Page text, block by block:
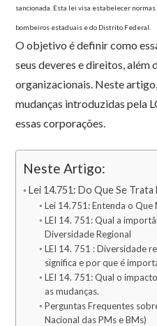
sancionada. Esta lei visa estabelecer
bombeiros estaduais e do Distrito Federal.
O objetivo é definir como
seus deveres e direitos, além
organizacionais. Neste
mudanças introduzidas pela
essas corporações.
Neste Artigo:
Lei 14.751: Do Que Se Trata
Lei 14.751: Entenda o Que
LEI 14. 751: Qual a
Diversidade Regional
LEI 14. 751 : Diversidade
significa e por que é
LEI 14. 751: Qual o
as mudanças.
Perguntas Frequentes
Nacional das PMs e BMs)